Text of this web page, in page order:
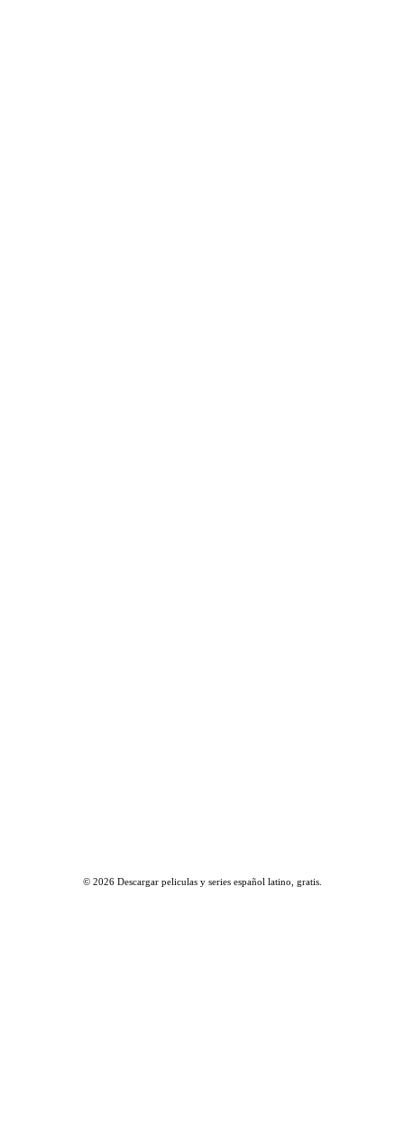
© 2026 Descargar peliculas y series español latino, gratis.